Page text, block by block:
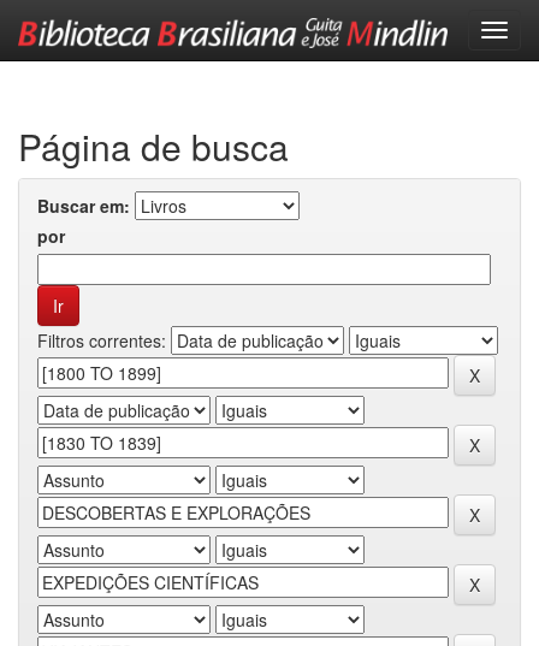
Página de busca
Buscar em:
por
Filtros correntes: